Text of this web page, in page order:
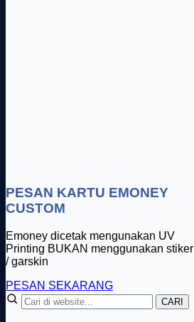
PESAN KARTU EMONEY
CUSTOM
Emoney dicetak mengunakan UV
Printing BUKAN menggunakan stiker
/ garskin
PESAN SEKARANG
CARI